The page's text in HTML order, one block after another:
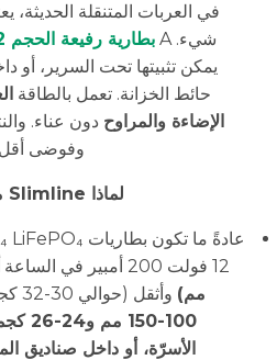
في العربات المتنقلة
شيء. A
بطارية رفيعة الحجم 12 فولت 200 أمبير/ساعة
يمكن تثبيتها تحت السرير، أو
حائط الخزانة. تعمل بالطاقة
الإضاءة والمراوح دون عناء.
وفوضى
لماذا Slimline مقابل LiFePO₄ التقليدي:
12 فولت 200 أمبير في الساعة
مم) وأثقل (حوالي 30-32 كجم). تصميم نحيف
100-150 مم و24-26 كجم
الأسرّة، أو داخل صناديق